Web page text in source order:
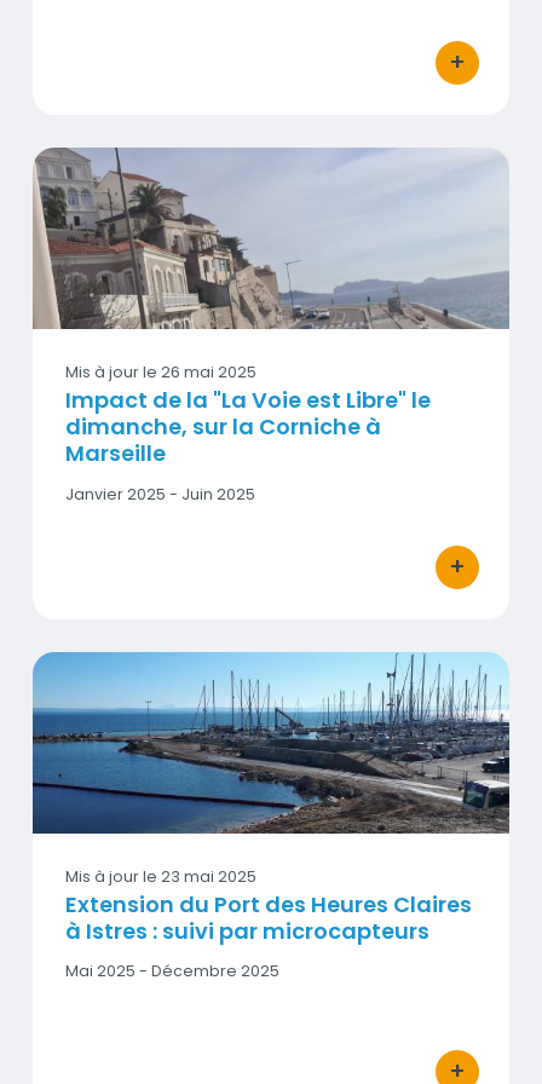
+
bouton
Impact de la "La Voie est Libre" le dimanche, sur la
Mis à jour le 26 mai 2025
Impact de la "La Voie est Libre" le
dimanche, sur la Corniche à
Marseille
Date
Janvier 2025 - Juin 2025
+
bouton
Extension du Port des Heures Claires à Istres : suivi par
Vignette
Mis à jour le 23 mai 2025
Extension du Port des Heures Claires
à Istres : suivi par microcapteurs
Date
Mai 2025 - Décembre 2025
+